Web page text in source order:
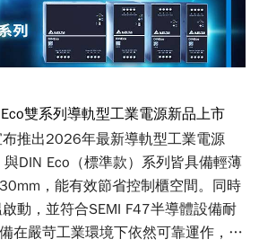
雙系列導軌型工業電源新品上市
推出2026年最新導軌型工業電源
與DIN Eco（標準款）系列皆具備輕薄
，能有效節省控制櫃空間。同時
動，並符合SEMI F47半導體設備耐
在嚴苛工業環境下依然可靠運作，為